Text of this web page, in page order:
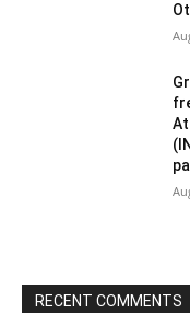
RECENT COMMENTS